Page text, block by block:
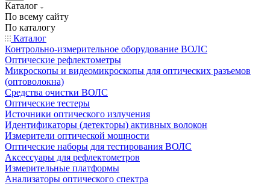
Каталог
По всему сайту
По каталогу
Каталог
Контрольно-измерительное оборудование ВОЛС
Оптические рефлектометры
Микроскопы и видеомикроскопы для оптических разъемов
(оптоволокна)
Средства очистки ВОЛС
Оптические тестеры
Источники оптического излучения
Идентификаторы (детекторы) активных волокон
Измерители оптической мощности
Оптические наборы для тестирования ВОЛС
Аксессуары для рефлектометров
Измерительные платформы
Анализаторы оптического спектра